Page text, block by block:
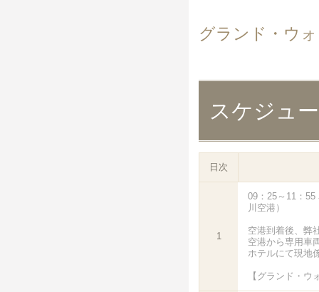
グランド・ウ
スケジュ
日次
1
09：25～11：
川空港）
空港到着後、弊
空港から専用車
ホテルにて現地
【グランド・ウ